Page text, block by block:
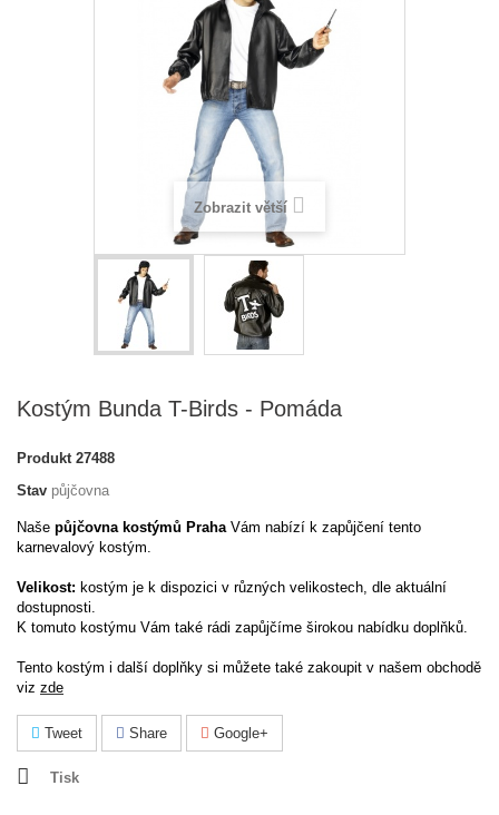
Zobrazit větší
Kostým Bunda T-Birds - Pomáda
Produkt 27488
Stav půjčovna
Naše půjčovna kostýmů PrahaVám nabízí k zapůjčení tento
karnevalový kostým.
Velikost: kostým je k dispozici v různých velikostech, dle aktuální
dostupnosti.
K tomuto kostýmu Vám také rádi zapůjčíme širokou nabídku doplňků.
Tento kostým i další doplňky si můžete také zakoupit v našem obchodě
viz zde
Tweet Share Google+
Tisk